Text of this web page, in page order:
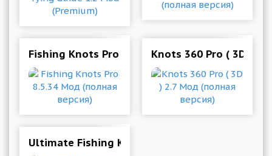
Fishing Knots Pro 8.5.34 Мод (полная версия)
Knots 360 Pro ( 3D )
Ultimate Fishing Knots 9.33.0 Mod (Premium)